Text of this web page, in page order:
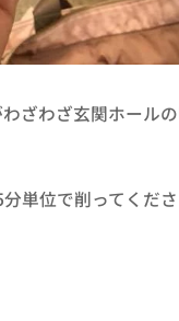
ざわざ玄関ホール
単位で削ってくださ